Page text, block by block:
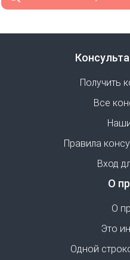
Получить
Все
Правила
Вход
О
О
Это
Одной